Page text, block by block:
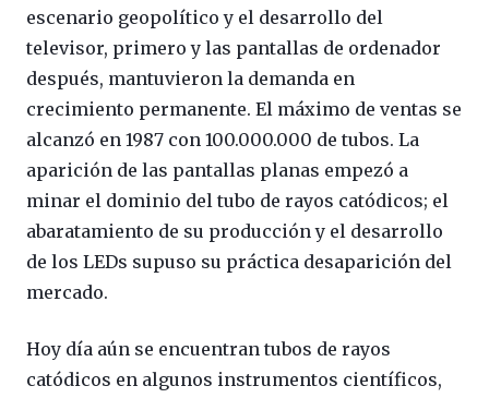
escenario geopolítico y el desarrollo del
televisor, primero y las pantallas de ordenador
después, mantuvieron la demanda en
crecimiento permanente. El máximo de ventas se
alcanzó en 1987 con 100.000.000 de tubos. La
aparición de las pantallas planas empezó a
minar el dominio del tubo de rayos catódicos; el
abaratamiento de su producción y el desarrollo
de los LEDs supuso su práctica desaparición del
mercado.
Hoy día aún se encuentran tubos de rayos
catódicos en algunos instrumentos científicos,